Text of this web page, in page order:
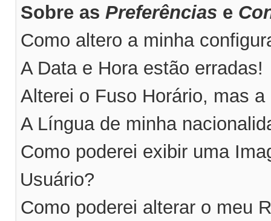
Sobre as Preferências e
Como altero a minha
A Data e Hora estão erradas!
Alterei o Fuso Horário, mas
A Língua de minha
Como poderei exibir uma
Usuário?
Como poderei alterar o meu